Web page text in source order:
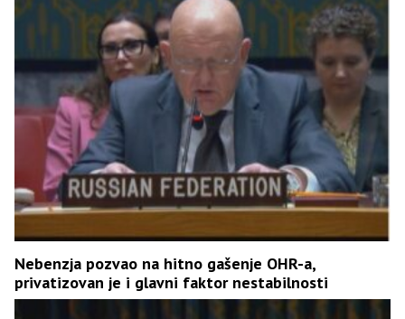
Nebenzja pozvao na hitno gašenje OHR-a,
privatizovan je i glavni faktor nestabilnosti